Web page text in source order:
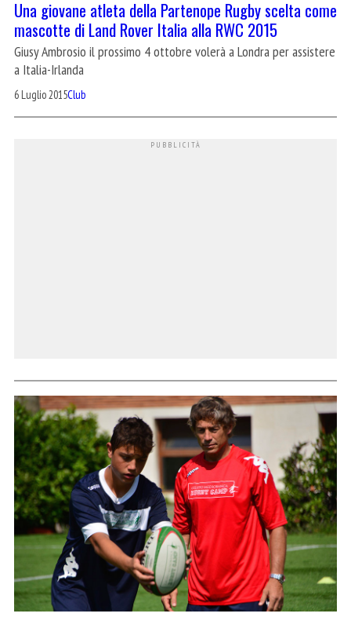
Una giovane atleta della Partenope Rugby scelta come
mascotte di Land Rover Italia alla RWC 2015
Giusy Ambrosio il prossimo 4 ottobre volerà a Londra per assistere
a Italia-Irlanda
6 Luglio 2015Club